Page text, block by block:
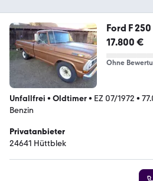
Ford F 250
17.800 €
Ohne
Unfallfrei • Oldtimer• EZ 07/1972 •
Benzin
Privatanbieter
24641 Hüttblek